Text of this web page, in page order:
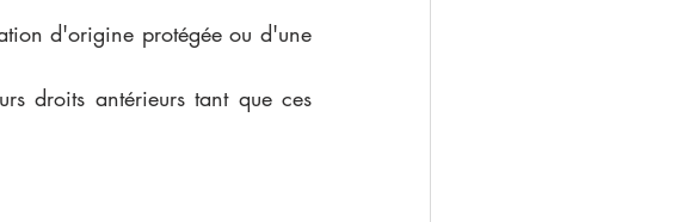
d'origine protégée ou d'une
droits antérieurs tant que ces